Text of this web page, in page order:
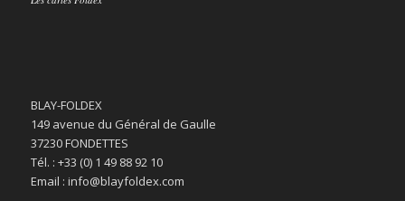
BLAY-FOLDEX
149 avenue du Général de Gaulle
37230 FONDETTES
Tél. : +33 (0) 1 49 88 92 10
Email : info@blayfoldex.com